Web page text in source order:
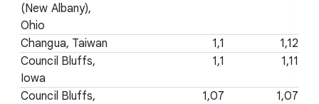
(New Albany),
Ohio
Changua, Taiwan 1,1
1,12
Council Bluffs,
Iowa
1,1 1,11
Council Bluffs,
1,07 1,07